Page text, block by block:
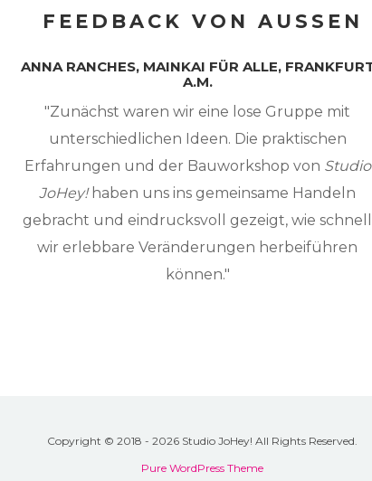
FEEDBACK VON AUSSEN
ANNA RANCHES, MAINKAI FÜR ALLE,
A.M.
"Zunächst waren wir eine lose Gruppe mit
unterschiedlichen Ideen. Die praktischen
Erfahrungen und der Bauworkshop von Studio
JoHey!haben uns ins gemeinsame Handeln
gebracht und eindrucksvoll gezeigt, wie schnell
wir erlebbare Veränderungen herbeiführen
können."
Copyright © 2018 - 2026 Studio JoHey! All Rights Reserved.
Pure WordPress Theme